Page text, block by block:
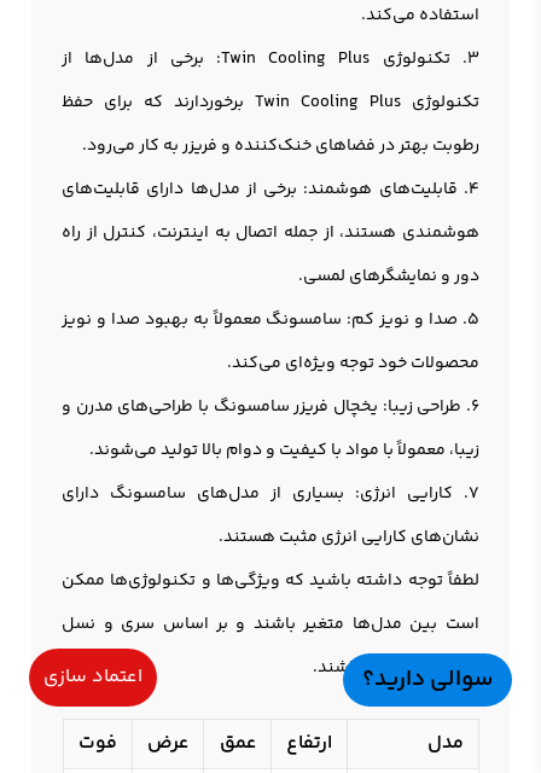
استفاده می‌کند.
3. تکنولوژی Twin Cooling Plus: برخی از مدل‌ها از
تکنولوژی Twin Cooling Plus برخوردارند که برای حفظ
رطوبت بهتر در فضاهای خنک‌کننده و فریزر به کار می‌رود.
4. قابلیت‌های هوشمند: برخی از مدل‌ها دارای قابلیت‌های
هوشمندی هستند، از جمله اتصال به اینترنت، کنترل از راه
دور و نمایشگرهای لمسی.
5. صدا و نویز کم: سامسونگ معمولاً به بهبود صدا و نویز
محصولات خود توجه ویژه‌ای می‌کند.
6. طراحی زیبا: یخچال فریزر سامسونگ با طراحی‌های مدرن و
زیبا، معمولاً با مواد با کیفیت و دوام بالا تولید می‌شوند.
7. کارایی انرژی: بسیاری از مدل‌های سامسونگ دارای
نشان‌های کارایی انرژی مثبت هستند.
لطفاً توجه داشته باشید که ویژگی‌ها و تکنولوژی‌ها ممکن
است بین مدل‌ها متغیر باشند و بر اساس سری و نسل
محصول متفاوت باشند.
مدل ارتفاع عمق عرض فوت
سوالی دارید؟ اعتماد سازی